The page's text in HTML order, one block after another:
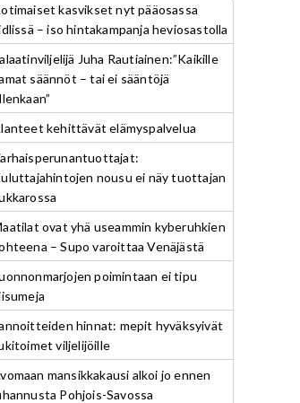
kasvikset nyt pääosassa
– iso hintakampanja heviosastolla
Juha Rautiainen:”Kaikille
säännöt – tai ei sääntöjä
kehittävät elämyspalvelua
nousu ei näy tuottajan
ovat yhä useammin kyberuhkien
– Supo varoittaa Venäjästä
poimintaan ei tipu
hinnat: mepit hyväksyivät
viljelijöille
mansikkakausi alkoi jo ennen
Pohjois-Savossa